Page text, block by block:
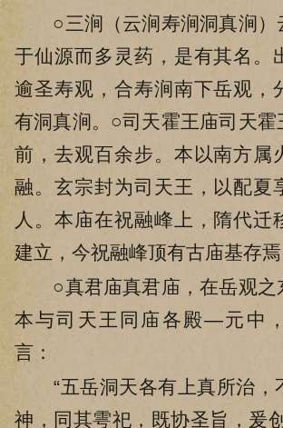
○三涧（云涧寿涧洞真涧）
于仙源而多灵药，是有其名。
逾圣寿观，合寿涧南下岳观，
有洞真涧。○司天霍王庙司天霍
前，去观百余步。本以南方属
融。玄宗封为司天王，以配夏
人。本庙在祝融峰上，隋代迁
建立，今祝融峰顶有古庙基存焉
○真君庙真君庙，在岳观之
本与司天王同庙各殿—元中
言：
“五岳洞天各有上真所治，
神，同其雩祀，既协圣旨，爰